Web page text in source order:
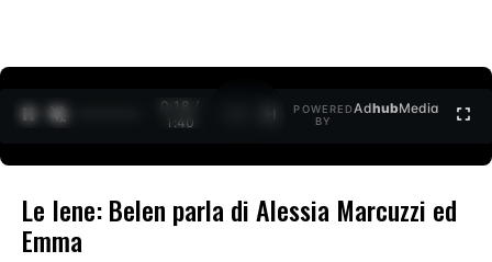
0:19 /
1:40
POWERED
BY
AdhubMedia
Le Iene: Belen parla di Alessia Marcuzzi ed
Emma